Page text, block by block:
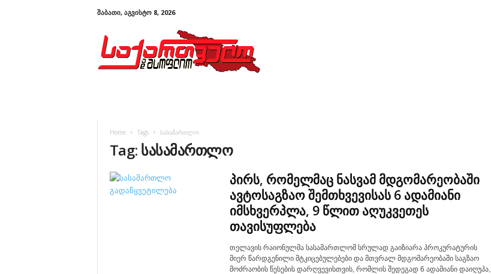
ᲨᲐᲑᲐᲗᲘ, ᲐᲒᲕᲘᲡᲢᲝ 8, 2026
Home Tags სასამართლო
Tag: სასამართლო
პირს, რომელმაც ნასვამ მდგომარეობაში
ავტოსაგზაო შემთხვევისას 6 ადამიანი
იმსხვერპლა, 9 წლით აღუკვეთეს
თავისუფლება
თელავის რაიონულმა სასამართლომ სრულად გაიზიარა პროკურატურის
მიერ წარდგენილი მტკიცებულებები და მთვრალ მდგომარეობაში საგზაო
მოძრაობის წესების დარღვევისთვის, რომლის შედეგად 6 ადამიანი დაიღუპა,